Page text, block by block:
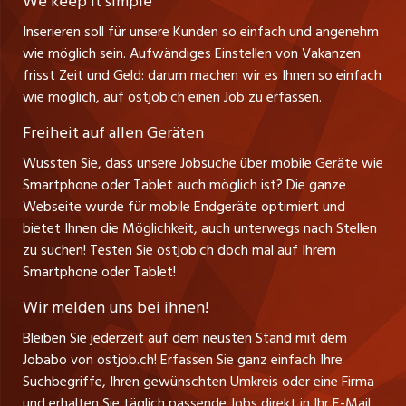
Führungspositionen
Management / Kader-Jobs
Berufsgruppen
Top-Regionen
Jobline
Schnittstelle
Impressum
jobbasel.ch
jobbern.ch
jobmittelland.ch
jobzüri.ch
schaffu.ch (VS)
ajourjob.ch
CH Media
Tel. +41 71 272 73 80
info@ostjob.ch/inserate@ostjob.ch
Henrik Jasek
Leiter ostjob.ch
Fredy Pillinger
Verkauf und Beratung
Christoph Walzl
Verkauf und Beratung
Inserieren soll für unsere Kunden so einfach und angenehm
wie möglich sein. Aufwändiges Einstellen von Vakanzen
frisst Zeit und Geld: darum machen wir es Ihnen so einfach
wie möglich, auf ostjob.ch einen Job zu erfassen.
Freiheit auf allen Geräten
Wussten Sie, dass unsere Jobsuche über mobile Geräte wie
Smartphone oder Tablet auch möglich ist? Die ganze
Webseite wurde für mobile Endgeräte optimiert und
bietet Ihnen die Möglichkeit, auch unterwegs nach Stellen
zu suchen! Testen Sie ostjob.ch doch mal auf Ihrem
Smartphone oder Tablet!
Wir melden uns bei ihnen!
Bleiben Sie jederzeit auf dem neusten Stand mit dem
Jobabo von ostjob.ch! Erfassen Sie ganz einfach Ihre
Suchbegriffe, Ihren gewünschten Umkreis oder eine Firma